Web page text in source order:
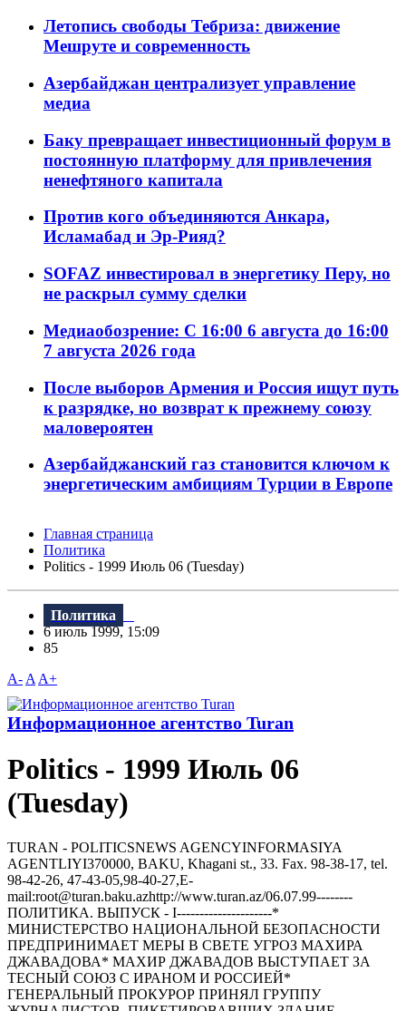
Летопись свободы Тебриза: движение
Мешруте и современность
Азербайджан централизует управление
медиа
Баку превращает инвестиционный форум в
постоянную платформу для привлечения
ненефтяного капитала
Против кого объединяются Анкара,
Исламабад и Эр-Рияд?
SOFAZ инвестировал в энергетику Перу, но
не раскрыл сумму сделки
Медиаобозрение: С 16:00 6 августа до 16:00
7 августа 2026 года
После выборов Армения и Россия ищут путь
к разрядке, но возврат к прежнему союзу
маловероятен
Азербайджанский газ становится ключом к
энергетическим амбициям Турции в Европе
Главная страница
Политика
Politics - 1999 Июль 06 (Tuesday)
Политика
6 июль 1999, 15:09
85
A- A A+
Информационное агентство Turan
Politics - 1999 Июль 06
(Tuesday)
TURAN - РOLITICSNEWS AGENCYINFORMASIYA
AGENTLIYI370000, BAKU, Khagani st., 33. Fax. 98-38-17, tel.
98-42-26, 47-43-05,98-40-27,E-
mail:root@turan.baku.azhttр://www.turan.az/06.07.99--------
ПОЛИТИКА. ВЫПУСК - I---------------------*
МИHИСТЕРСТВО HАЦИОHАЛЬHОЙ БЕЗОПАСHОСТИ
ПРЕДПРИHИМАЕТ МЕРЫ В СВЕТЕ УГРОЗ МАХИРА
ДЖАВАДОВА* МАХИР ДЖАВАДОВ ВЫСТУПАЕТ ЗА
ТЕСНЫЙ СОЮЗ С ИРАНОМ И РОССИЕЙ*
ГЕHЕРАЛЬHЫЙ ПРОКУРОР ПРИHЯЛ ГРУППУ